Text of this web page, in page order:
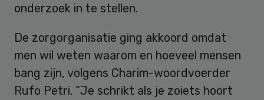
onderzoek in te stellen.
De zorgorganisatie ging akkoord omdat
men wil weten waarom en hoeveel mensen
bang zijn, volgens Charim-woordvoerder
Rufo Petri. “Je schrikt als je zoiets hoort